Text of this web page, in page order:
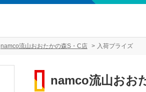
namco流山おおたかの森S・C店 入荷プライズ
namco流山おお